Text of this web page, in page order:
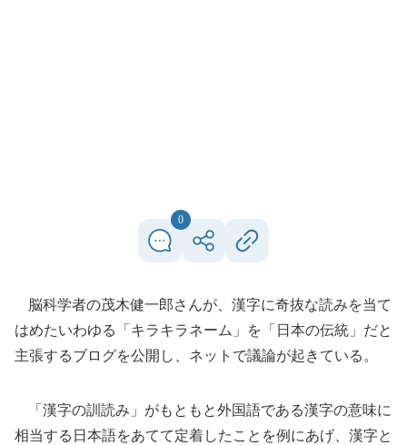
0
脳科学者の茂木健一郎さんが、漢字に奇抜な読みを当て
はめたいわゆる「キラキラネーム」を「日本の伝統」だと
主張するブログを公開し、ネットで議論が起きている。
「漢字の訓読み」がもともと外国語である漢字の意味に
相当する日本語をあてて定着したことを例にあげ、漢字と